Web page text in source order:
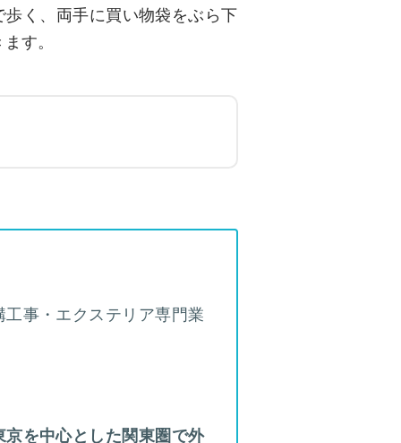
く、両手に買い物袋をぶら下
す。
事・エクステリア専門業
を中心とした関東圏で外